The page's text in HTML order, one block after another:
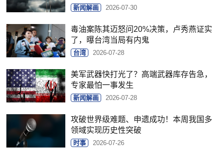
新闻解画 2026-07-30
毒油案陈其迈怒问20%决策，卢秀燕证实
了，曝台湾当局有内鬼
台湾 2026-07-28
美军武器快打光了？高端武器库存告急，
专家最怕一事发生
新闻解画 2026-07-28
攻破世界级难题、申遗成功！本周我国多
领域实现历史性突破
时事 2026-07-26